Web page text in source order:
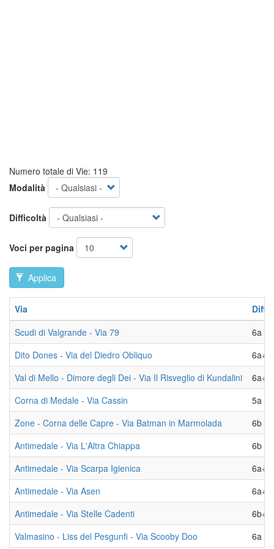
Numero totale di Vie: 119
Modalità
Difficoltà
Voci per pagina
Applica
Via
Scudi di Valgrande - Via 79
6a
Dito Dones - Via del Diedro Obliquo
6a+
Val di Mello - Dimore degli Dei - Via Il Risveglio di Kundalini
6a+
Corna di Medale - Via Cassin
5a
Zone - Corna delle Capre - Via Batman in Marmolada
6b
Antimedale - Via L'Altra Chiappa
6b
Antimedale - Via Scarpa Igienica
6a+
Antimedale - Via Asen
6a+
Antimedale - Via Stelle Cadenti
6b+
Valmasino - Liss del Pesgunfi - Via Scooby Doo
6a